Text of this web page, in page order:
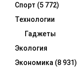
Спорт (5 772)
Технологии
Гаджеты
Экология
Экономика (8 931)